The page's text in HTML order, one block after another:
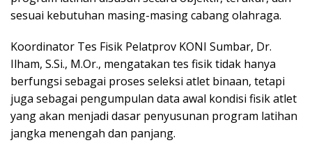
sesuai kebutuhan masing-masing cabang olahraga.
Koordinator Tes Fisik Pelatprov KONI Sumbar, Dr.
Ilham, S.Si., M.Or., mengatakan tes fisik tidak hanya
berfungsi sebagai proses seleksi atlet binaan, tetapi
juga sebagai pengumpulan data awal kondisi fisik atlet
yang akan menjadi dasar penyusunan program latihan
jangka menengah dan panjang.